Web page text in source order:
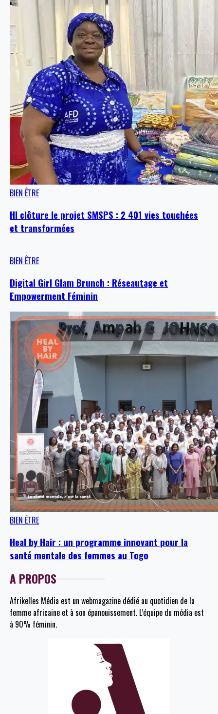
BIEN ÊTRE
HI clôture le projet SMSPS : 2 401 vies touchées
et transformées
BIEN ÊTRE
Digital Girl Glam Brunch : Réseautage et
Empowerment Féminin
BIEN ÊTRE
Heal by Hair : un programme innovant pour la
santé mentale des femmes au Togo
A PROPOS
Afrikelles Média est un webmagazine dédié au quotidien de la
femme africaine et à son épanouissement. L’équipe du média est
à 90% féminin.